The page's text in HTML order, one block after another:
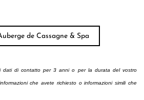
dati di contatto per 3 anni o per la durata del vostro
che avete richiesto o informazioni simili che